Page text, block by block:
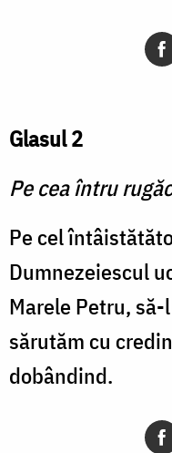
Glasul 2
Pe cea întru
Pe cel
Dumnezeiescul
Marele Petru,
sărutăm cu
dobândind.